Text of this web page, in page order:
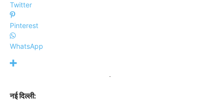
Twitter
Pinterest
WhatsApp
नई दिल्ली: